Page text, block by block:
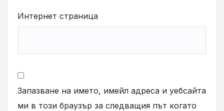
Интернет страница
Запазване на името, имейл адреса и уебсайта
ми в този браузър за следващия път когато